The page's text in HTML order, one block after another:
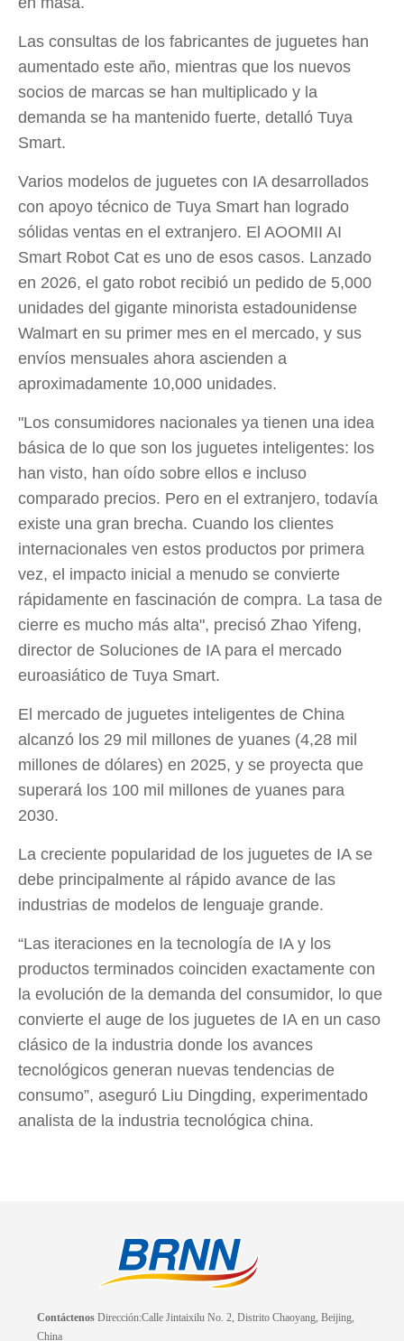
Las consultas de los fabricantes de juguetes han
aumentado este año, mientras que los nuevos
socios de marcas se han multiplicado y la
demanda se ha mantenido fuerte, detalló Tuya
Smart.
Varios modelos de juguetes con IA desarrollados
con apoyo técnico de Tuya Smart han logrado
sólidas ventas en el extranjero. El AOOMII AI
Smart Robot Cat es uno de esos casos. Lanzado
en 2026, el gato robot recibió un pedido de 5,000
unidades del gigante minorista estadounidense
Walmart en su primer mes en el mercado, y sus
envíos mensuales ahora ascienden a
aproximadamente 10,000 unidades.
"Los consumidores nacionales ya tienen una idea
básica de lo que son los juguetes inteligentes: los
han visto, han oído sobre ellos e incluso
comparado precios. Pero en el extranjero, todavía
existe una gran brecha. Cuando los clientes
internacionales ven estos productos por primera
vez, el impacto inicial a menudo se convierte
rápidamente en fascinación de compra. La tasa de
cierre es mucho más alta", precisó Zhao Yifeng,
director de Soluciones de IA para el mercado
euroasiático de Tuya Smart.
El mercado de juguetes inteligentes de China
alcanzó los 29 mil millones de yuanes (4,28 mil
millones de dólares) en 2025, y se proyecta que
superará los 100 mil millones de yuanes para
2030.
La creciente popularidad de los juguetes de IA se
debe principalmente al rápido avance de las
industrias de modelos de lenguaje grande.
“Las iteraciones en la tecnología de IA y los
productos terminados coinciden exactamente con
la evolución de la demanda del consumidor, lo que
convierte el auge de los juguetes de IA en un caso
clásico de la industria donde los avances
tecnológicos generan nuevas tendencias de
consumo”, aseguró Liu Dingding, experimentado
analista de la industria tecnológica china.
Contáctenos Dirección:Calle Jintaixilu No. 2, Distrito Chaoyang, Beijing,
China